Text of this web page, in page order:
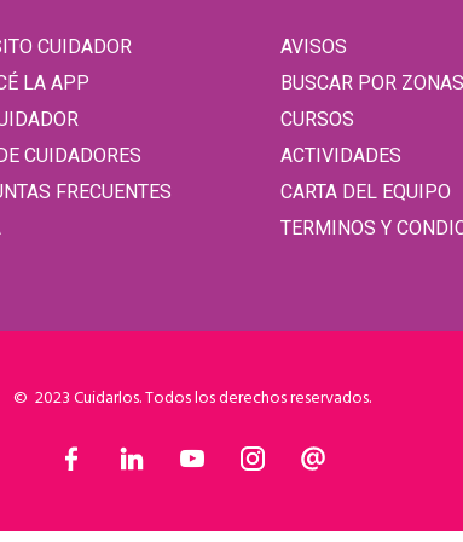
CUIDADOR
LA APP
CUIDADORES
FRECUENTES
AVISOS
BUSCAR POR ZONAS
CURSOS
ACTIVIDADES
CARTA DEL EQUIPO
TERMINOS Y
© 2023 Cuidarlos. Todos los derechos reservados.